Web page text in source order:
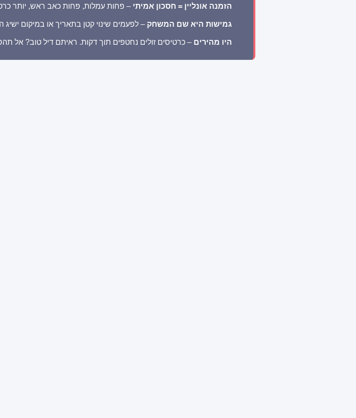
הזמנה אונליין = חסכון אמיתי – פחות עמלות, פחות כאב ראש, יותר
גמישות היא שם המשחק – לפעמים שינוי קטן בתאריך או במיקום
היו מהירים – כרטיסים זולים נחטפים תוך דקות. ראיתם דיל טוב? אל